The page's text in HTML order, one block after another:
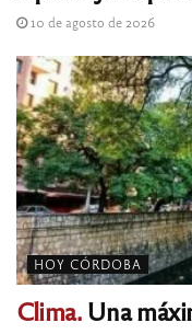
10 de agosto de 2026
HOY CÓRDOBA
Clima.Una